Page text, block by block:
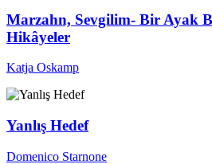
Marzahn, Sevgilim- Bir Ayak
Hikâyeler
Katja Oskamp
Yanlış Hedef
Domenico Starnone